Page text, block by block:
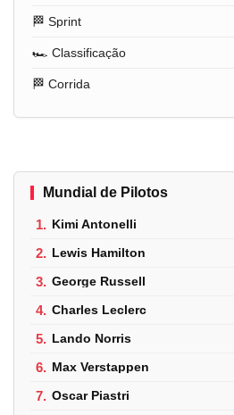
🏁 Sprint
🏎️ Classificação
🏁 Corrida
Mundial de Pilotos
1. Kimi Antonelli
2. Lewis Hamilton
3. George Russell
4. Charles Leclerc
5. Lando Norris
6. Max Verstappen
7. Oscar Piastri